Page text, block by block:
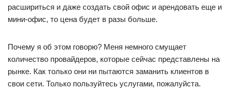
расшириться и даже создать свой офис и арендовать еще и
мини-офис, то цена будет в разы больше.
Почему я об этом говорю? Меня немного смущает
количество провайдеров, которые сейчас представлены на
рынке. Как только они ни пытаются заманить клиентов в
свои сети. Только пользуйтесь услугами, пожалуйста.